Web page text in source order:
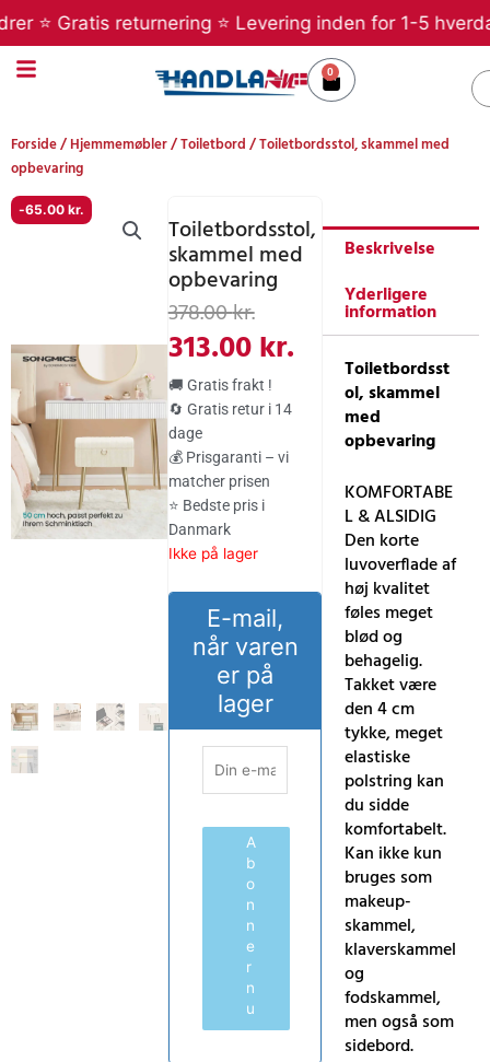
til
indholdet
Gratis returnering ⭐ Levering inden for 1-5 hverdage
0
Kurv
Forside/Hjemmemøbler/Toiletbord/ Toiletbordsstol, skammel med
opbevaring
-65.00 kr.
Toiletbordsstol,
skammel med
opbevaring
378.00kr.Den
oprindelige
pris
var:
378.00 kr..
313.00kr.
Den
aktuelle
313.00 kr..
🚚 Gratis frakt !
🔄 Gratis retur i 14
dage
💰 Prisgaranti – vi
matcher prisen
⭐ Bedste pris i
Danmark
Ikke på lager
E-mail,
når varen
er på
lager
A
b
o
n
n
e
r
n
u
Beskrivelse
Yderligere
information
Toiletbordsst
ol, skammel
med
opbevaring
KOMFORTABE
L & ALSIDIG
Den korte
luvoverflade af
høj kvalitet
føles meget
blød og
behagelig.
Takket være
den 4 cm
tykke, meget
elastiske
polstring kan
du sidde
komfortabelt.
Kan ikke kun
bruges som
makeup-
skammel,
klaverskammel
og
fodskammel,
men også som
sidebord.